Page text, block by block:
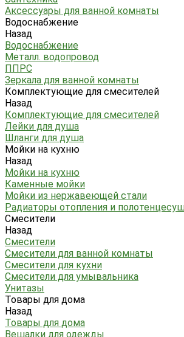
Аксессуары для ванной комнаты
Водоснабжение
Назад
Водоснабжение
Металл. водопровод
ППРС
Зеркала для ванной комнаты
Комплектующие для смесителей
Назад
Комплектующие для смесителей
Лейки для душа
Шланги для душа
Мойки на кухню
Назад
Мойки на кухню
Каменные мойки
Мойки из нержавеющей стали
Радиаторы отопления и
Смесители
Назад
Смесители
Смесители для ванной комнаты
Смесители для кухни
Смесители для умывальника
Унитазы
Товары для дома
Назад
Товары для дома
Вешалки для одежды